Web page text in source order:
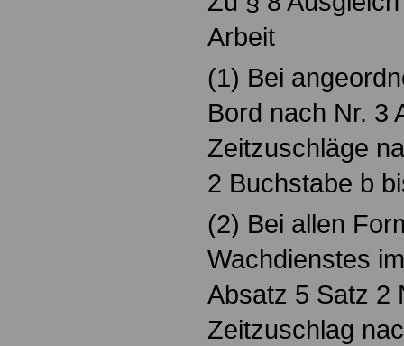
Arbeit
(1) Bei
Bord nach Nr. 3
Zeitzuschläge
2 Buchstabe b
(2) Bei allen
Wachdienstes
Absatz 5 Satz 2
Zeitzuschlag